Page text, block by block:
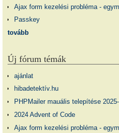
Ajax form kezelési probléma -
Passkey
tovább
Új fórum témák
ajánlat
hibadetektív.hu
PHPMailer mauális telepítése
2024 Advent of Code
Ajax form kezelési probléma -